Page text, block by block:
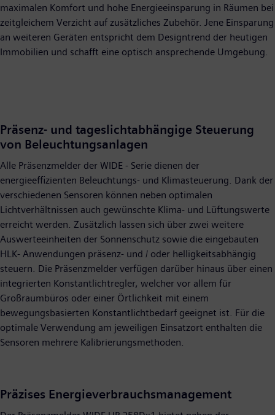
maximalen Komfort und hohe Energieeinsparung in Räumen bei
zeitgleichem Verzicht auf zusätzliches Zubehör. Jene Einsparung
an weiteren Geräten entspricht dem Designtrend der heutigen
Immobilien und schafft eine optisch ansprechende Umgebung.
Präsenz- und tageslichtabhängige Steuerung
von Beleuchtungsanlagen
Alle Präsenzmelder der WIDE - Serie dienen der
energieeffizienten Beleuchtungs- und Klimasteuerung. Dank der
verschiedenen Sensoren können neben optimalen
Lichtverhältnissen auch gewünschte Klima- und Lüftungswerte
erreicht werden. Zusätzlich lassen sich über zwei weitere
Auswerteeinheiten der Sonnenschutz sowie die eingebauten
HLK- Anwendungen präsenz- und / oder helligkeitsabhängig
steuern. Die Präsenzmelder verfügen darüber hinaus über einen
integrierten Konstantlichtregler, welcher vor allem für
Großraumbüros oder einer Örtlichkeit mit einem
bewegungsbasierten Konstantlichtbedarf geeignet ist. Für die
optimale Verwendung am jeweiligen Einsatzort enthalten die
Sensoren mehrere Kalibrierungsmethoden.
Präzises Energieverbrauchsmanagement